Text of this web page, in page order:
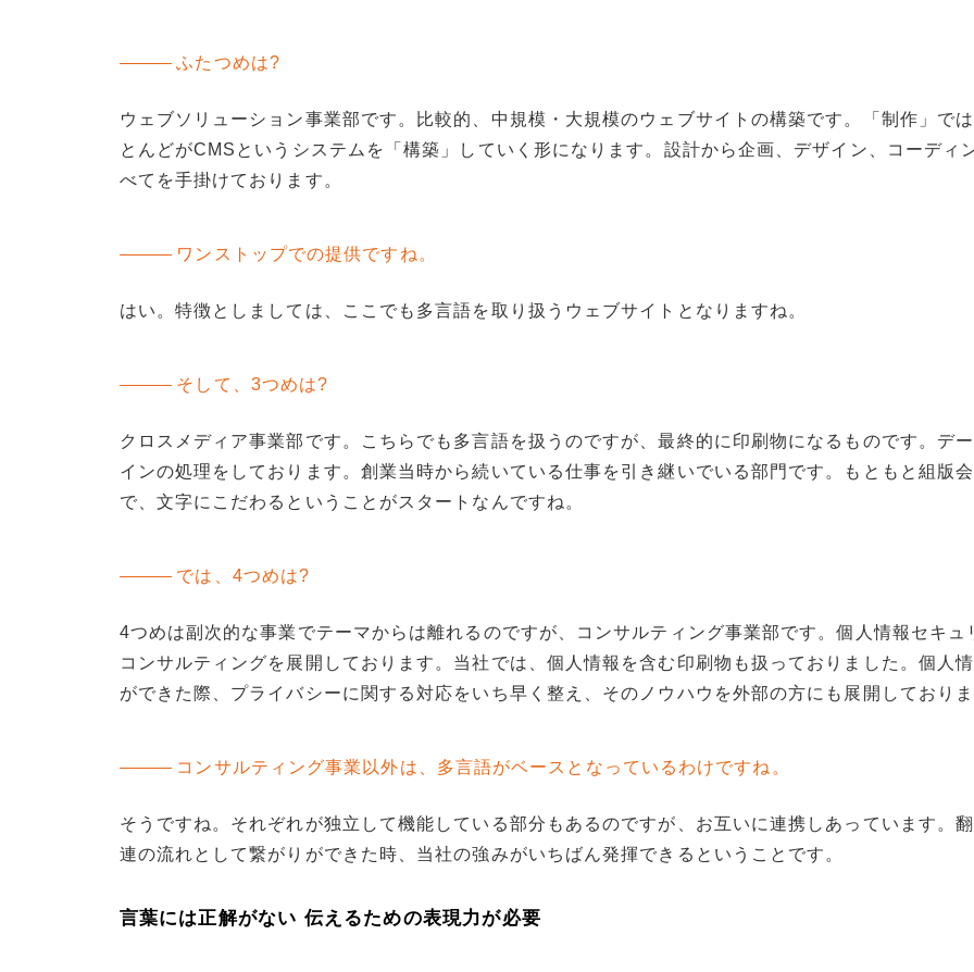
ふたつめは?
ウェブソリューション事業部です。比較的、中規模・大規模のウェブサイトの構築です。「制作」で
とんどがCMSというシステムを「構築」していく形になります。設計から企画、デザイン、コーディ
べてを手掛けております。
ワンストップでの提供ですね。
はい。特徴としましては、ここでも多言語を取り扱うウェブサイトとなりますね。
そして、3つめは?
クロスメディア事業部です。こちらでも多言語を扱うのですが、最終的に印刷物になるものです。デ
インの処理をしております。創業当時から続いている仕事を引き継いでいる部門です。もともと組版
で、文字にこだわるということがスタートなんですね。
では、4つめは?
4つめは副次的な事業でテーマからは離れるのですが、コンサルティング事業部です。個人情報セキュ
コンサルティングを展開しております。当社では、個人情報を含む印刷物も扱っておりました。個人
ができた際、プライバシーに関する対応をいち早く整え、そのノウハウを外部の方にも展開しておりま
コンサルティング事業以外は、多言語がベースとなっているわけですね。
そうですね。それぞれが独立して機能している部分もあるのですが、お互いに連携しあっています。
連の流れとして繋がりができた時、当社の強みがいちばん発揮できるということです。
言葉には正解がない 伝えるための表現力が必要